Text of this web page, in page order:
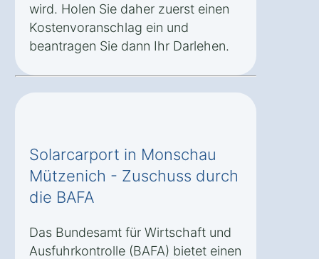
wird. Holen Sie daher zuerst einen
Kostenvoranschlag ein und
beantragen Sie dann Ihr Darlehen.
Solarcarport in Monschau
Mützenich - Zuschuss durch
die BAFA
Das Bundesamt für Wirtschaft und
Ausfuhrkontrolle (BAFA) bietet einen